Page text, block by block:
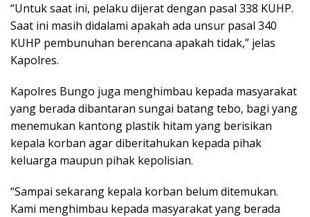
“Untuk saat ini, pelaku dijerat dengan pasal 338 KUHP.
Saat ini masih didalami apakah ada unsur pasal 340
KUHP pembunuhan berencana apakah tidak,” jelas
Kapolres.
Kapolres Bungo juga menghimbau kepada masyarakat
yang berada dibantaran sungai batang tebo, bagi yang
menemukan kantong plastik hitam yang berisikan
kepala korban agar diberitahukan kepada pihak
keluarga maupun pihak kepolisian.
“Sampai sekarang kepala korban belum ditemukan.
Kami menghimbau kepada masyarakat yang berada